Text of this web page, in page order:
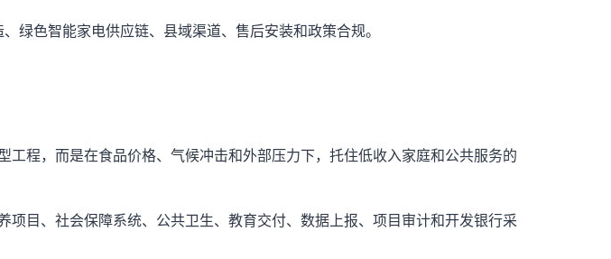
绿色智能家电供应链、县域渠道、售后安装和政策合规。
程，而是在食品价格、气候冲击和外部压力下，托住低收入家庭和公共服务的
目、社会保障系统、公共卫生、教育交付、数据上报、项目审计和开发银行采